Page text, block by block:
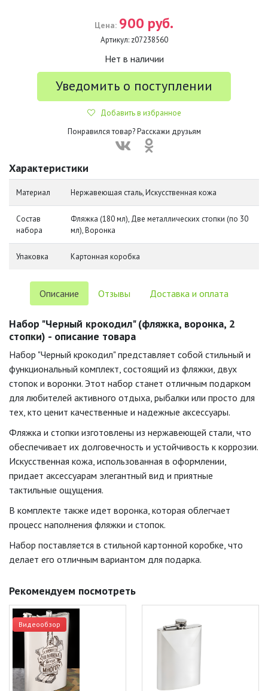
Цена: 900 руб.
Артикул: z07238560
Нет в наличии
Уведомить о поступлении
Добавить в избранное
Понравился товар? Расскажи друзьям
Характеристики
Материал Нержавеющая сталь, Искусственная кожа
Состав
набора
Фляжка (180 мл), Две металлических стопки (по 30
мл), Воронка
Упаковка Картонная коробка
Описание Отзывы Доставка и оплата
Набор "Черный крокодил" (фляжка, воронка, 2
стопки) - описание товара
Набор "Черный крокодил" представляет собой стильный и
функциональный комплект, состоящий из фляжки, двух
стопок и воронки. Этот набор станет отличным подарком
для любителей активного отдыха, рыбалки или просто для
тех, кто ценит качественные и надежные аксессуары.
Фляжка и стопки изготовлены из нержавеющей стали, что
обеспечивает их долговечность и устойчивость к коррозии.
Искусственная кожа, использованная в оформлении,
придает аксессуарам элегантный вид и приятные
тактильные ощущения.
В комплекте также идет воронка, которая облегчает
процесс наполнения фляжки и стопок.
Набор поставляется в стильной картонной коробке, что
делает его отличным вариантом для подарка.
Рекомендуем посмотреть
Видеообзор